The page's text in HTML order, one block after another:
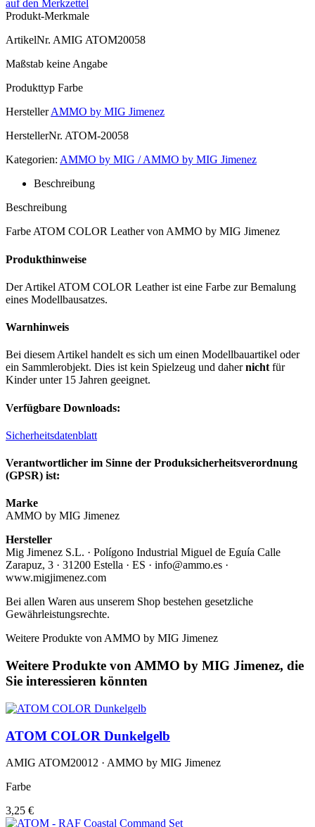
auf den Merkzettel
Produkt-Merkmale
ArtikelNr. AMIG ATOM20058
Maßstab keine Angabe
Produkttyp Farbe
Hersteller AMMO by MIG Jimenez
HerstellerNr. ATOM-20058
Kategorien: AMMO by MIG / AMMO by MIG Jimenez
Beschreibung
Beschreibung
Farbe ATOM COLOR Leather von AMMO by MIG Jimenez
Produkthinweise
Der Artikel ATOM COLOR Leather ist eine Farbe zur Bemalung
eines Modellbausatzes.
Warnhinweis
Bei diesem Artikel handelt es sich um einen Modellbauartikel oder
ein Sammlerobjekt. Dies ist kein Spielzeug und dahernicht für
Kinder unter 15 Jahren geeignet.
Verfügbare Downloads:
Sicherheitsdatenblatt
Verantwortlicher im Sinne der Produksicherheitsverordnung
(GPSR) ist:
Marke
AMMO by MIG Jimenez
Hersteller
Mig Jimenez S.L. · Polígono Industrial Miguel de Eguía Calle
Zarapuz, 3 · 31200 Estella · ES · info@ammo.es ·
www.migjimenez.com
Bei allen Waren aus unserem Shop bestehen gesetzliche
Gewährleistungsrechte.
Weitere Produkte von AMMO by MIG Jimenez
Weitere Produkte von AMMO by MIG Jimenez, die
Sie interessieren könnten
ATOM COLOR Dunkelgelb
AMIG ATOM20012 · AMMO by MIG Jimenez
Farbe
3,25 €